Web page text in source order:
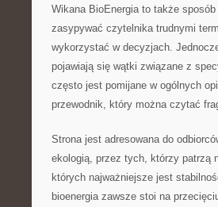
Wikana BioEnergia to także
zasypywać czytelnika trudnymi
wykorzystać w decyzjach.
pojawiają się wątki związane z
często jest pomijane w ogólnych
przewodnik, który można czytać
Strona jest adresowana do
ekologią, przez tych, którzy patrzą
których najważniejsze jest
bioenergia zawsze stoi na